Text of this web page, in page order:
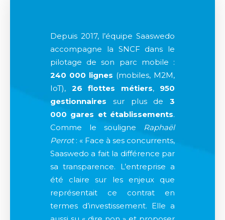
Depuis 2017, l’équipe Saaswedo
accompagne la SNCF dans le
pilotage de son parc mobile :
240 000 lignes (mobiles, M2M,
IoT), 26 flottes métiers, 950
gestionnaires sur plus de 3
000 gares et établissements.
Comme le souligne Raphaël
Perrot: « Face à ses concurrents,
Saaswedo a fait la différence par
sa transparence. L’entreprise a
été claire sur les enjeux que
représentait ce contrat en
termes d’investissement. Elle a